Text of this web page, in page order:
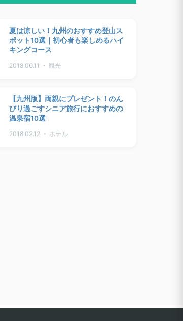
夏は涼しい！九州のおすすめ登山ス
ポット10選｜初心者も楽しめるハイ
キングコース
2018.06.11 ・ 観光
【九州版】両親にプレゼント！のん
びり過ごすシニア旅行におすすめの
温泉宿10選
2018.02.12 ・ ホテル